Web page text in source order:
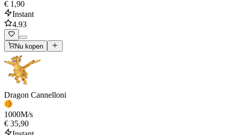
€ 1,90
Instant
4.93
Nu kopen
Dragon Cannelloni
1000M/s
€ 35,90